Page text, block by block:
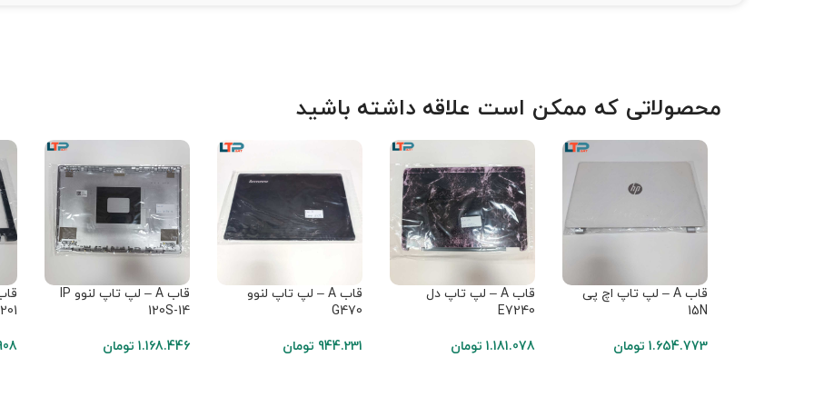
محصولاتی که ممکن است علاقه داشته باشید
قاب A – لپ تاپ اچ پی
15N
1.654.773 تومان
قاب A – لپ تاپ دل
E7240
1.181.078 تومان
قاب A – لپ تاپ لنوو
G470
944.231 تومان
قاب A – لپ تاپ لنوو IP
120S-14
1.168.446 تومان